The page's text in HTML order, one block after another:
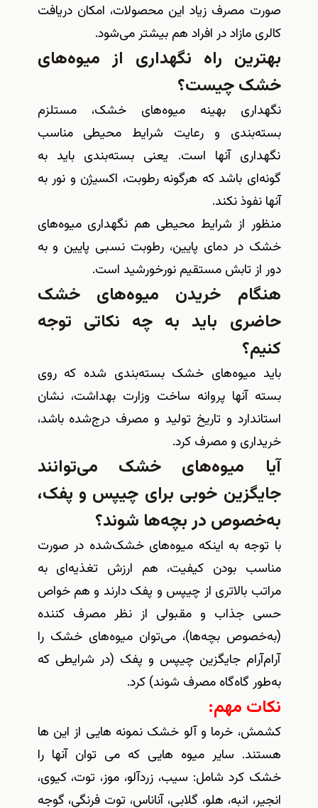
صورت مصرف زیاد این محصولات، امکان دریافت
کالری مازاد در افراد هم بیشتر می‌شود.
بهترین راه نگهداری از میوه‌های
خشک چیست؟
نگهداری بهینه میوه‌های خشک، مستلزم
بسته‌بندی و رعایت شرایط محیطی مناسب
نگهداری آنها است. یعنی بسته‌بندی باید به
گونه‌ای باشد که هرگونه رطوبت، اکسیژن و نور به
آنها نفوذ نکند.
منظور از شرایط محیطی هم نگهداری میوه‌های
خشک در دمای پایین، رطوبت نسبی پایین و به
دور از تابش مستقیم نورخورشید است.
هنگام خریدن میوه‌های خشک
حاضری باید به چه نکاتی توجه
کنیم؟
باید میوه‌های خشک بسته‌بندی شده که روی
بسته آنها پروانه ساخت وزارت بهداشت، نشان
استاندارد و تاریخ تولید و مصرف درج‌شده باشد،
خریداری و مصرف کرد.
آیا میوه‌های خشک می‌توانند
جایگزین خوبی برای چیپس و پفک،
به‌خصوص در بچه‌ها شوند؟
با توجه به اینکه میوه‌های خشک‌شده در صورت
مناسب بودن کیفیت، هم ارزش تغذیه‌ای به
مراتب بالاتری‌ از چیپس و پفک دارند و هم خواص
حسی جذاب و مقبولی از نظر مصرف کننده
(به‌خصوص بچه‌ها)، می‌توان میوه‌های خشک را
آرام‌آرام جایگزین چیپس و پفک (در شرایطی که
به‌طور گاه‌گاه مصرف ‌شوند) کرد.
نكات مهم:
کشمش، خرما و آلو خشک نمونه هایی از این ها
هستند. سایر میوه هایی که می توان آنها را
خشک کرد شامل: سیب، زردآلو، موز، توت، کیوی،
انجیر، انبه، هلو، گلابی، آناناس، توت فرنگی، گوجه